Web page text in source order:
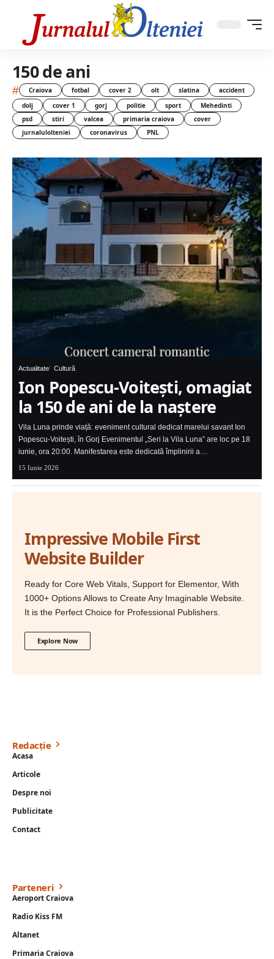
150 de ani
# Craiova fotbal cover 2 olt slatina
accident
dolj
cover 1 gorj politie sport
Mehedinti
psd
stiri valcea primaria craiova
cover
jurnalulolteniei
coronavirus PNL
Actualitate Cultură
Ion Popescu-Voitești, omagiat
la 150 de ani de la naștere
Vila Luna prinde viață: eveniment cultural dedicat marelui savant Ion
Popescu-Voitești, în Gorj Evenimentul „Seri la Vila Luna” are loc pe 18
iunie, ora 20:00. Manifestarea este dedicată împlinirii a…
15 Iunie 2026
Impressive Mobile First
Website Builder
Ready for Core Web Vitals, Support for Elementor, With
1000+ Options Allows to Create Any Imaginable Website.
It is the Perfect Choice for Professional Publishers.
Explore Now
Redacție
Acasa
Articole
Despre noi
Publicitate
Contact
Parteneri
Aeroport Craiova
Radio Kiss FM
Altanet
Primaria Craiova